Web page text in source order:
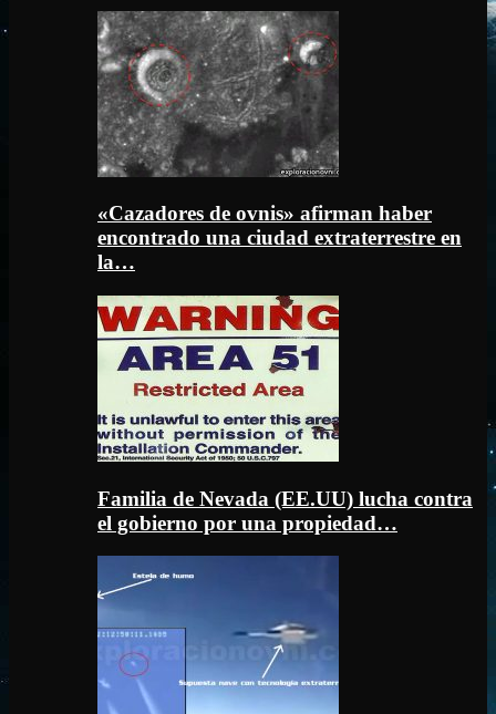
«Cazadores de ovnis» afirman haber
encontrado una ciudad extraterrestre en
la…
Familia de Nevada (EE.UU) lucha contra
el gobierno por una propiedad…